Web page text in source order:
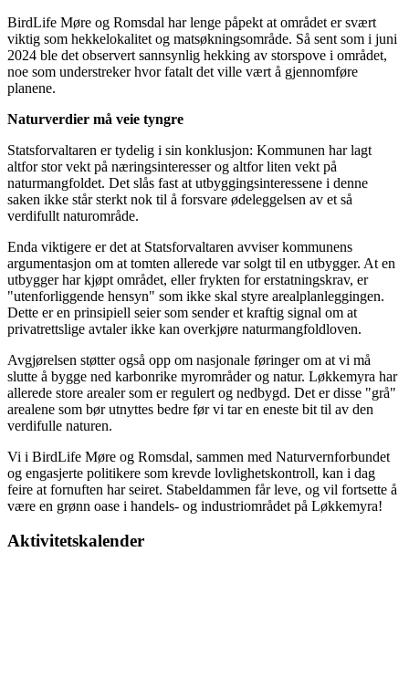
BirdLife Møre og Romsdal har lenge påpekt at området er svært
viktig som hekkelokalitet og matsøkningsområde. Så sent som i juni
2024 ble det observert sannsynlig hekking av storspove i området,
noe som understreker hvor fatalt det ville vært å gjennomføre
planene.
Naturverdier må veie tyngre
Statsforvaltaren er tydelig i sin konklusjon: Kommunen har lagt
altfor stor vekt på næringsinteresser og altfor liten vekt på
naturmangfoldet. Det slås fast at utbyggingsinteressene i denne
saken ikke står sterkt nok til å forsvare ødeleggelsen av et så
verdifullt naturområde.
Enda viktigere er det at Statsforvaltaren avviser kommunens
argumentasjon om at tomten allerede var solgt til en utbygger. At en
utbygger har kjøpt området, eller frykten for erstatningskrav, er
"utenforliggende hensyn" som ikke skal styre arealplanleggingen.
Dette er en prinsipiell seier som sender et kraftig signal om at
privatrettslige avtaler ikke kan overkjøre naturmangfoldloven.
Avgjørelsen støtter også opp om nasjonale føringer om at vi må
slutte å bygge ned karbonrike myrområder og natur. Løkkemyra har
allerede store arealer som er regulert og nedbygd. Det er disse "grå"
arealene som bør utnyttes bedre før vi tar en eneste bit til av den
verdifulle naturen.
Vi i BirdLife Møre og Romsdal, sammen med Naturvernforbundet
og engasjerte politikere som krevde lovlighetskontroll, kan i dag
feire at fornuften har seiret. Stabeldammen får leve, og vil fortsette å
være en grønn oase i handels- og industriområdet på Løkkemyra!
Aktivitetskalender